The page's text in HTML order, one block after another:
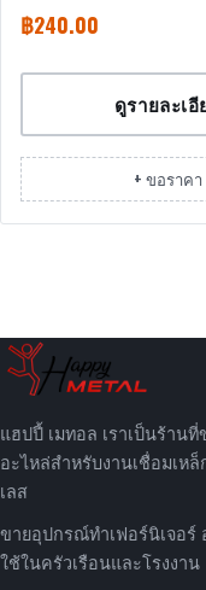
฿240.00
ดูรายละเ
+ ขอราคา
แฮปปี้ เมทอล เราเป็นร้าน
อะไหล่สำหรับงานเชื่อมเห
เลส
ขายอุปกรณ์ทำเฟอร์นิเจอร์
ใช้ในครัวเรือนและโรงงาน